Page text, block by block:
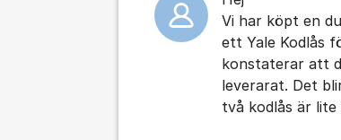
Vi har köpt en
ett Yale Kodlås
konstaterar att
leverarat. Det
två kodlås är